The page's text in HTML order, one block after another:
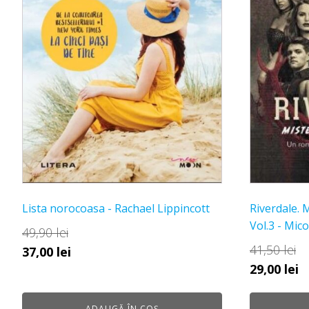
Lista norocoasa - Rachael Lippincott
49,90lei
Prețul
a
37,00 lei
este:
Riverdale.
Vol.3 -
41,50lei
Prețul
29,00 lei